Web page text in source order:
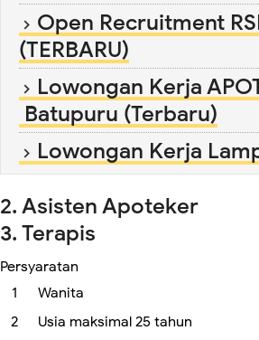
Open Recruitment
(TERBARU)
Lowongan Kerja
Batupuru (Terbaru)
Lowongan Kerja
2. Asisten Apoteker
3. Terapis
Persyaratan
Wanita
Usia maksimal 25 tahun